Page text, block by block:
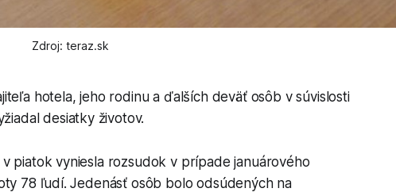
Zdroj: teraz.sk
hotela, jeho rodinu a ďalších deväť osôb v súvislosti
desiatky životov.
piatok vyniesla rozsudok v prípade januárového
78 ľudí. Jedenásť osôb bolo odsúdených na